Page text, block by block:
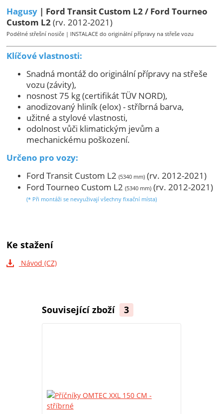
Hagusy | Ford Transit Custom L2 / Ford Tourneo
Custom L2(rv. 2012-2021)
Podélné střešní nosiče | INSTALACE do originální přípravy na střeše vozu
Klíčové vlastnosti:
Snadná montáž do originální přípravy na střeše
vozu (závity),
nosnost 75 kg (certifikát TÜV NORD),
anodizovaný hliník (elox) - stříbrná barva,
užitné a stylové vlastnosti,
odolnost vůči klimatickým jevům a
mechanickému poškození.
Určeno pro vozy:
Ford Transit Custom L2(5340 mm) (rv. 2012-2021)
Ford Tourneo Custom L2(5340 mm) (rv. 2012-2021)
(* Při montáži se nevyuživají všechny fixační místa)
Ke stažení
Návod (CZ)
Související zboží 3